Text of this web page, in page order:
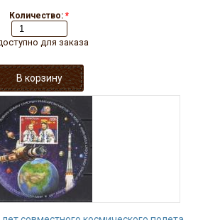
Количество: *
для заказа